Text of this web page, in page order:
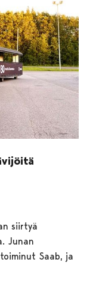
siirtyä
Junan
Saab, ja